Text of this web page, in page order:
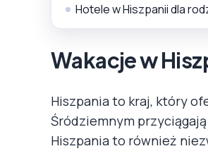
Hotele w Hiszpanii dla
Wakacje w
Hiszpania to kraj, który
Śródziemnym
Hiszpania to również